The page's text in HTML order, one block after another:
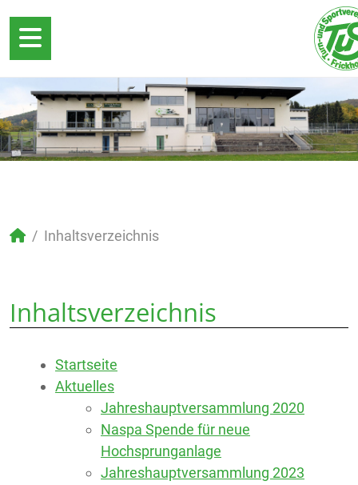
Inhaltsverzeichnis
Inhaltsverzeichnis
Startseite
Aktuelles
Jahreshauptversammlung 2020
Naspa Spende für neue
Hochsprunganlage
Jahreshauptversammlung 2023